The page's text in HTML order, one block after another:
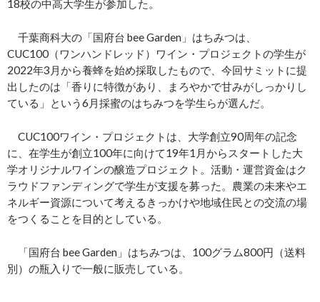
18校の中高大学生が参加した。
千葉商科大の「国府台 bee Garden」はちみつは、
CUC100（ワンハンドレッド）ワイン・プロジェクトの学生が
2022年3月から養蜂を始め採取したもので、今回サミットに提
出したのは「香りに特徴があり、まろやかで甘みがしっかりし
ている」という6月採蜜のはちみつを学生らが選んだ。
CUC100ワイン・プロジェクトは、大学創立90周年の記念
に、在学生が創立100年に向けて19年1月からスタートした大
学オリジナルワインの醸造プロジェクト。活動・運営資金はク
ラウドファンディングで学生が支援を募った。農業の未来やエ
ネルギー資源について考えるきっかけや地域住民との交流の場
をつくることを目的としている。
「国府台 bee Garden」はちみつは、100グラム800円（送料
別）の瓶入りで一般に販売している。